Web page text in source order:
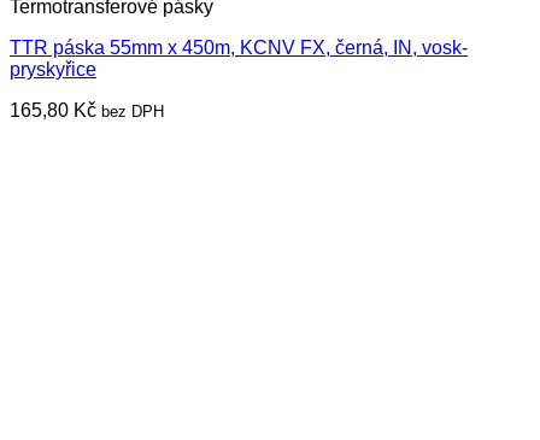
Termotransferové pásky
TTR páska 55mm x 450m, KCNV FX, černá, IN, vosk-
pryskyřice
165,80 Kč bez DPH